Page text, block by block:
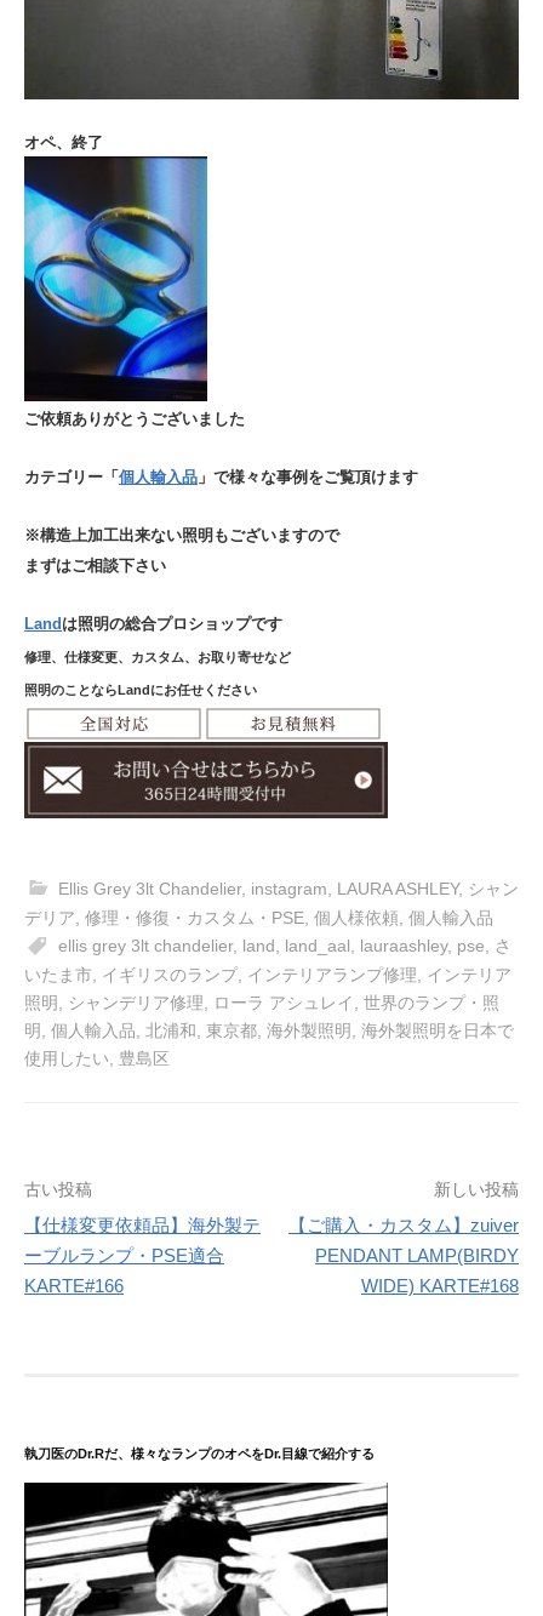
オペ、終了
ご依頼ありがとうございました
カテゴリー「 個人輸入品 」で様々な事例をご覧頂けます
※構造上加工出来ない照明もございますので
まずはご相談下さい
Land は照明の総合プロショップです
修理、仕様変更、カスタム、お取り寄せなど
照明のことならLandにお任せください
Ellis Grey 3lt Chandelier, instagram LAURA ASHLEY, シャン
デリア 修理・修復・カスタム・PSE 個人様依頼 個人輸入品
ellis grey 3lt chandelier, land land_aal lauraashley, pse
さ
いたま市, イギリスのランプ, インテリアランプ修理, インテリア
照明, シャンデリア修理, ローラ アシュレイ, 世界のランプ・照
明, 個人輸入品, 北浦和, 東京都, 海外製照明, 海外製照明を日本で
使用したい, 豊島区
投
稿
ナ
ョ
古い投稿
【仕様変更依頼品】海外製テ
ーブルランプ・PSE適合
KARTE#166
新しい投稿
【ご購入・カスタム】zuiver
PENDANT LAMP(BIRDY
WIDE) KARTE#168
執刀医のDr.Rだ、様々なランプのオペをDr.目線で紹介する